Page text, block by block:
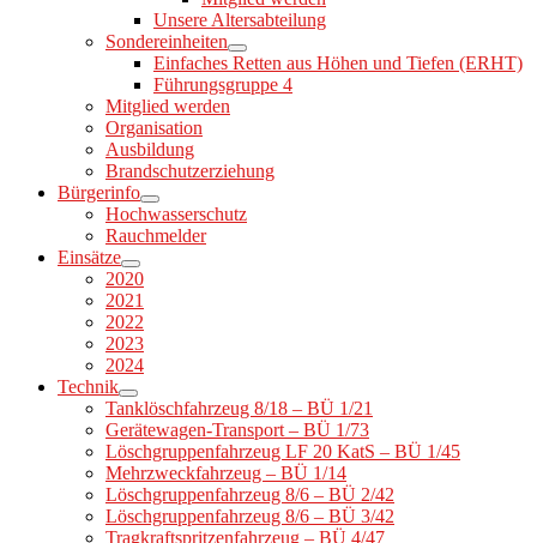
Unsere Altersabteilung
Sondereinheiten
Einfaches Retten aus Höhen und Tiefen (ERHT)
Führungsgruppe 4
Mitglied werden
Organisation
Ausbildung
Brandschutzerziehung
Bürgerinfo
Hochwasserschutz
Rauchmelder
Einsätze
2020
2021
2022
2023
2024
Technik
Tanklöschfahrzeug 8/18 – BÜ 1/21
Gerätewagen-Transport – BÜ 1/73
Löschgruppenfahrzeug LF 20 KatS – BÜ 1/45
Mehrzweckfahrzeug – BÜ 1/14
Löschgruppenfahrzeug 8/6 – BÜ 2/42
Löschgruppenfahrzeug 8/6 – BÜ 3/42
Tragkraftspritzenfahrzeug – BÜ 4/47